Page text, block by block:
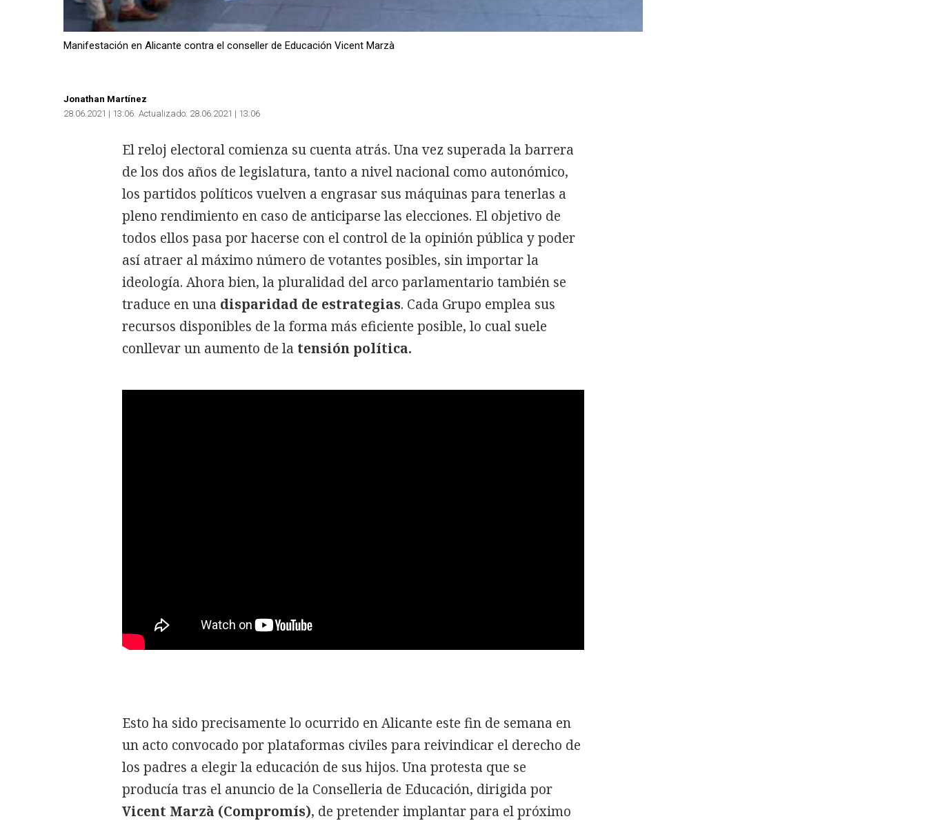
Manifestación en Alicante contra el conseller de Educación Vicent Marzà
Jonathan Martínez
28.06.2021 | 13:06 Actualizado: 28.06.2021 | 13:06
El reloj electoral comienza su cuenta atrás. Una vez superada la barrera
de los dos años de legislatura, tanto a nivel nacional como autonómico,
los partidos políticos vuelven a engrasar sus máquinas para tenerlas a
pleno rendimiento en caso de anticiparse las elecciones. El objetivo de
todos ellos pasa por hacerse con el control de la opinión pública y poder
así atraer al máximo número de votantes posibles, sin importar la
ideología. Ahora bien, la pluralidad del arco parlamentario también se
traduce en una disparidad de estrategias. Cada Grupo emplea sus
recursos disponibles de la forma más eficiente posible, lo cual suele
conllevar un aumento de la tensión política.
Esto ha sido precisamente lo ocurrido en Alicante este fin de semana en
un acto convocado por plataformas civiles para reivindicar el derecho de
los padres a elegir la educación de sus hijos. Una protesta que se
producía tras el anuncio de la Conselleria de Educación, dirigida por
Vicent Marzà (Compromís), de pretender implantar para el próximo